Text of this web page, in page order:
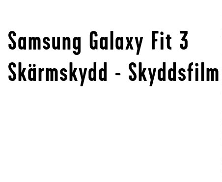
Samsung Galaxy Fit 3
Skärmskydd - Skyddsfilm